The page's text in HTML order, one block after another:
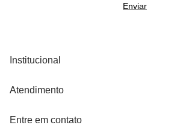
Institucional
Atendimento
Entre em contato